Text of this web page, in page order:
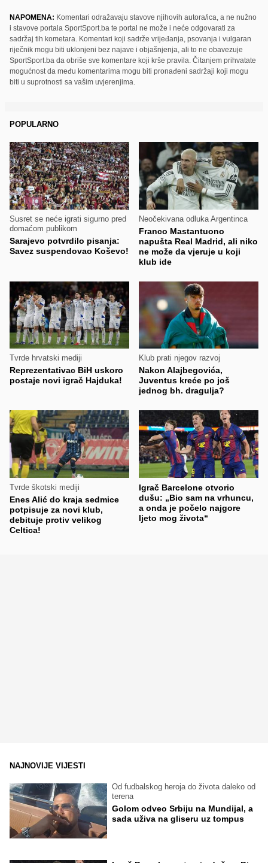
NAPOMENA: Komentari odražavaju stavove njihovih autora/ica, a ne nužno
i stavove portala SportSport.ba te portal ne može i neće odgovarati za
sadržaj tih kometara. Komentari koji sadrže vrijeđanja, psovanja i vulgaran
riječnik mogu biti uklonjeni bez najave i objašnjenja, ali to ne obavezuje
SportSport.ba da obriše sve komentare koji krše pravila. Čitanjem prihvatate
mogućnost da među komentarima mogu biti pronađeni sadržaji koji mogu
biti u suprotnosti sa vašim uvjerenjima.
POPULARNO
Susret se neće igrati sigurno pred
domaćom publikom
Sarajevo potvrdilo pisanja:
Savez suspendovao Koševo!
Neočekivana odluka Argentinca
Franco Mastantuono
napušta Real Madrid, ali niko
ne može da vjeruje u koji
klub ide
Tvrde hrvatski mediji
Reprezentativac BiH uskoro
postaje novi igrač Hajduka!
Klub prati njegov razvoj
Nakon Alajbegovića,
Juventus kreće po još
jednog bh. dragulja?
Tvrde škotski mediji
Enes Alić do kraja sedmice
potpisuje za novi klub,
debituje protiv velikog
Celtica!
Igrač Barcelone otvorio
dušu: „Bio sam na vrhuncu,
a onda je počelo najgore
ljeto mog života“
NAJNOVIJE VIJESTI
Od fudbalskog heroja do života daleko od
terena
Golom odveo Srbiju na Mundijal, a
sada uživa na gliseru uz tompus